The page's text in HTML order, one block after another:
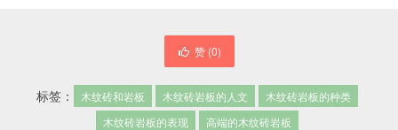
赞 (0)
标签： 木纹砖和岩板 木纹砖岩板的人文
木纹砖岩板的种类
木纹砖岩板的表现
高端的木纹砖岩板